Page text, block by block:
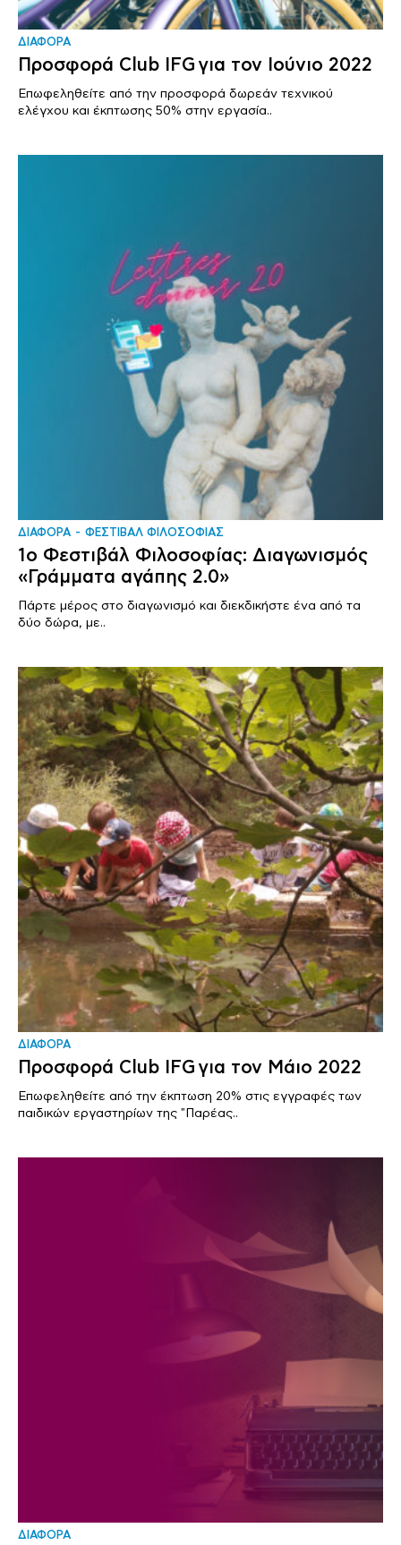
ΔΙΑΦΟΡΑ
Προσφορά Club IFG για τον Ιούνιο 2022
Επωφεληθείτε από την προσφορά δωρεάν τεχνικού
ελέγχου και έκπτωσης 50% στην εργασία..
ΔΙΑΦΟΡΑ ΦΕΣΤΙΒΑΛ ΦΙΛΟΣΟΦΙΑΣ
1o Φεστιβάλ Φιλοσοφίας: Διαγωνισμός
«Γράμματα αγάπης 2.0»
Πάρτε μέρος στο διαγωνισμό και διεκδικήστε ένα από τα
δύο δώρα, με..
ΔΙΑΦΟΡΑ
Προσφορά Club IFG για τον Μάιο 2022
Επωφεληθείτε από την έκπτωση 20% στις εγγραφές των
παιδικών εργαστηρίων της "Παρέας..
ΔΙΑΦΟΡΑ